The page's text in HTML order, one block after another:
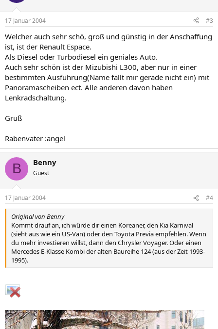
17 Januar 2004 #3
Welcher auch sehr schö, groß und günstig in der Anschaffung
ist, ist der Renault Espace.
Als Diesel oder Turbodiesel ein geniales Auto.
Auch sehr schön ist der Mizubishi L300, aber nur in einer
bestimmten Ausführung(Name fällt mir gerade nicht ein) mit
Panoramascheiben ect. Alle anderen davon haben
Lenkradschaltung.
Gruß
Rabenvater :angel
B Benny
Guest
17 Januar 2004 #4
Original von Benny
Kommt drauf an, ich würde dir einen Koreaner, den Kia Karnival
(sieht aus wie ein US-Van) oder den Toyota Previa empfehlen. Wenn
du mehr investieren willst, dann den Chrysler Voyager. Oder einen
Mercedes E-Klasse Kombi der alten Baureihe 124 (aus der Zeit 1993-
1995).